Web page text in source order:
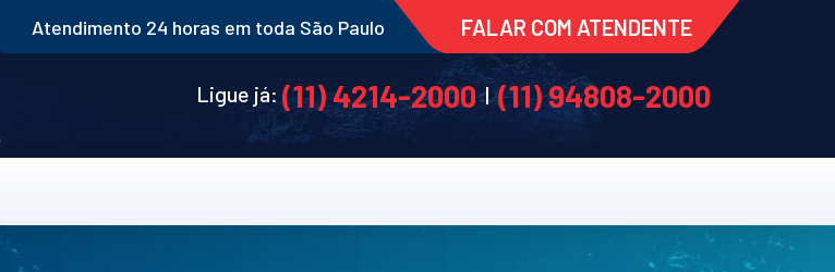
Atendimento 24 horas em toda São Paulo FALAR COM ATENDENTE
Ligue já: (11) 4214-2000|(11) 94808-2000